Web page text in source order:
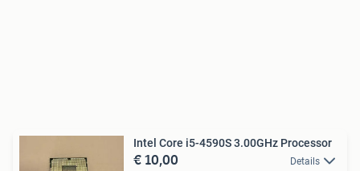
Intel Core i5-4590S 3.00GHz Processor
€ 10,00 Details